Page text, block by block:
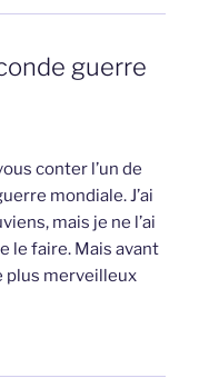
guerre
conter l’un de
mondiale. J’ai
mais je ne l’ai
le faire. Mais avant
plus merveilleux